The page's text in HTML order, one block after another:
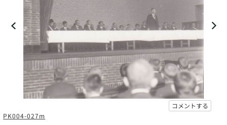
コメントする
PK004-027m